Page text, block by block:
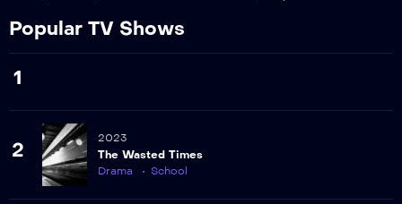
Episodio 27
29
Episodio 29
Popular TV Shows
1
2
2023
The Wasted Times
Drama
School